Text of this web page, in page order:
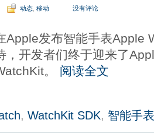
动态 移动 没有评论
Apple发布智能手表Apple
，开发者们终于迎来了
。 阅读全文
, WatchKit SDK, 智能手表